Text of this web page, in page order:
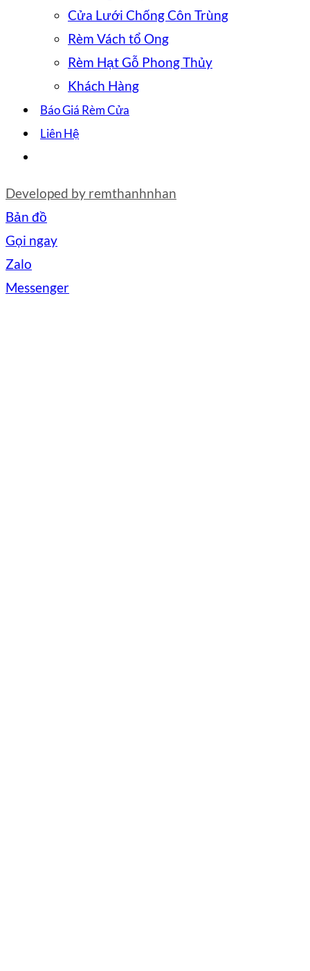
Cửa Lưới Chống Côn Trùng
Rèm Vách tổ Ong
Rèm Hạt Gỗ Phong Thủy
Khách Hàng
Báo Giá Rèm Cửa
Liên Hệ
Developed by remthanhnhan
Bản đồ
Gọi ngay
Zalo
Messenger